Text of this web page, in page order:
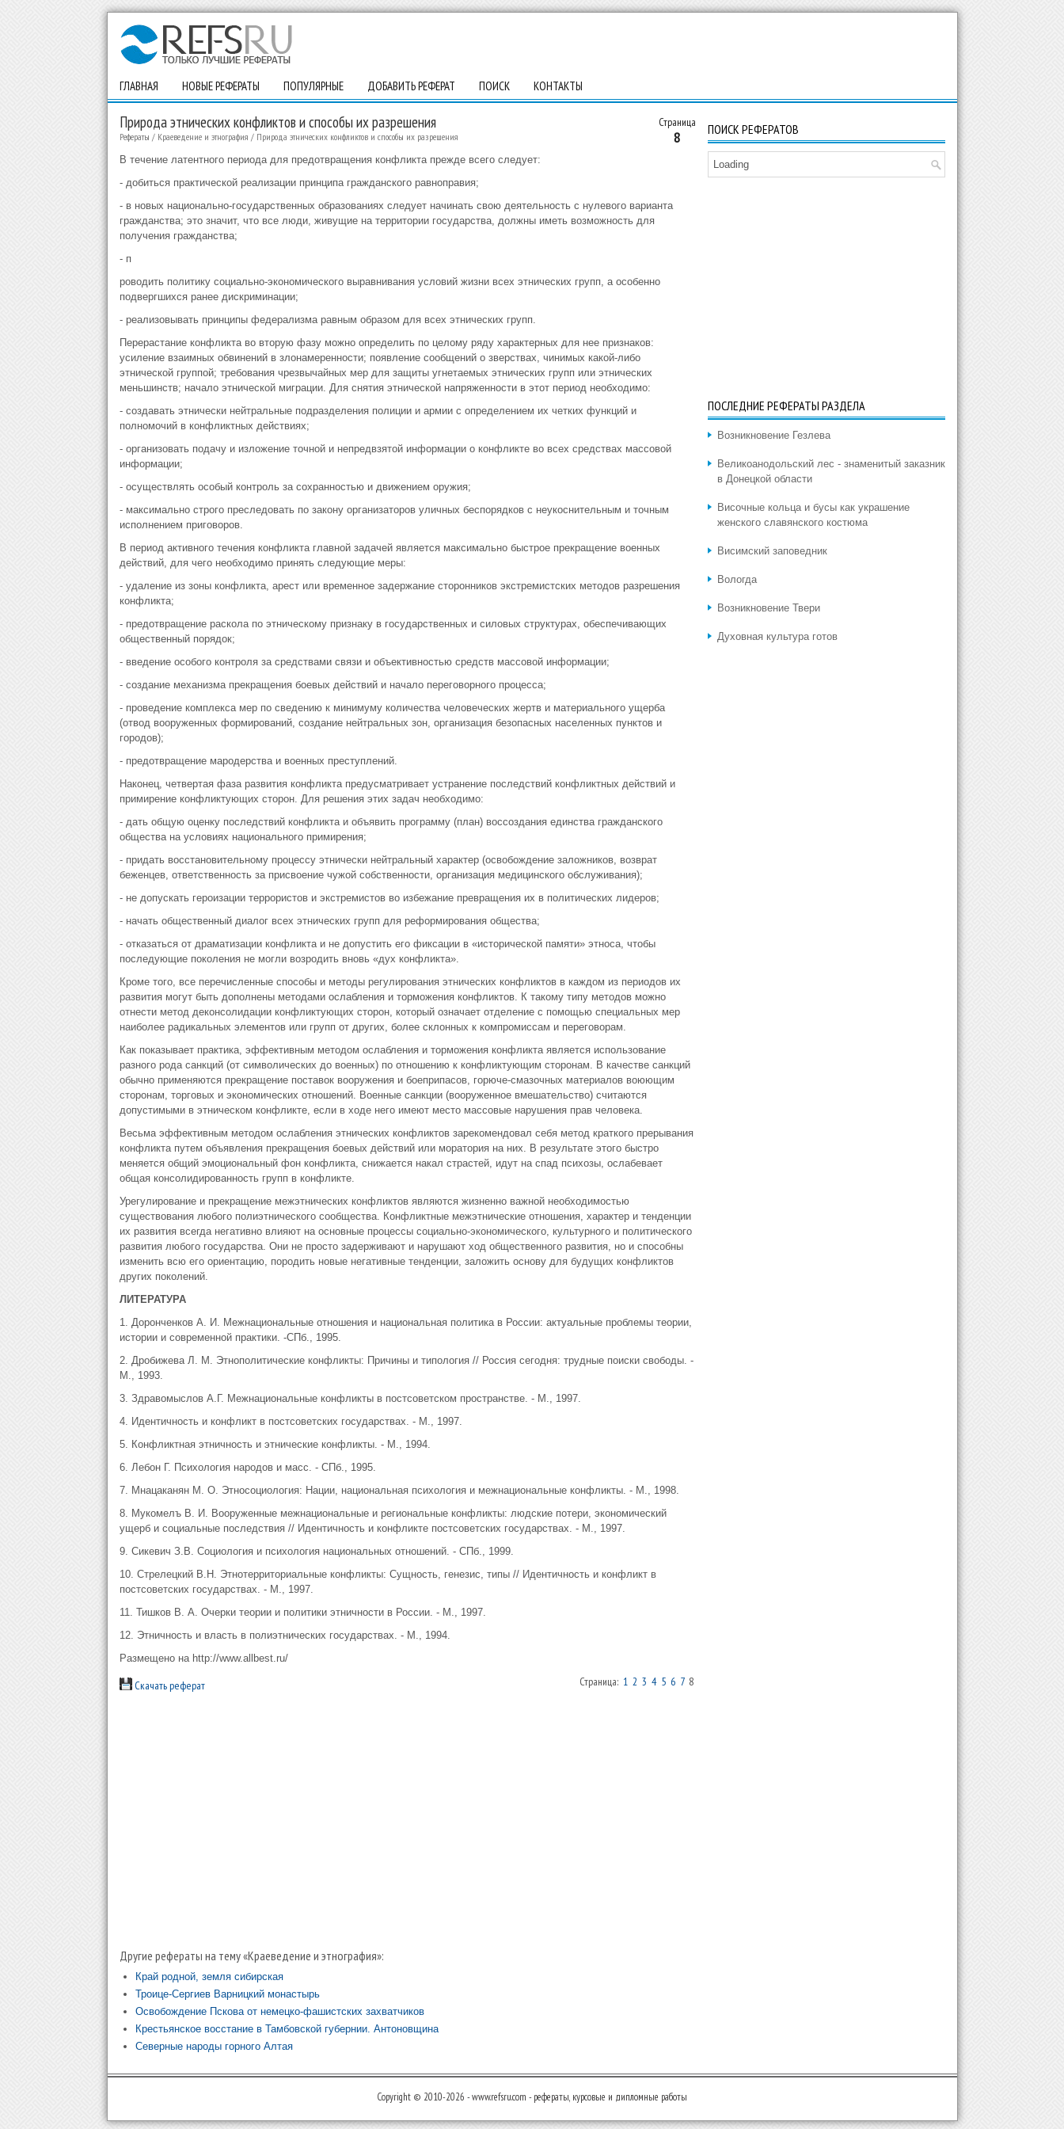
ГЛАВНАЯ НОВЫЕ РЕФЕРАТЫ ПОПУЛЯРНЫЕ ДОБАВИТЬ РЕФЕРАТ ПОИСК КОНТАКТЫ
Страница
8
Природа этнических конфликтов и способы их разрешения
Рефераты / Краеведение и этнография / Природа этнических конфликтов и способы их разрешения
В течение латентного периода для предотвращения конфликта прежде всего следует:
- добиться практической реализации принципа гражданского равноправия;
- в новых национально-государственных образованиях следует начинать свою деятельность с нулевого варианта
гражданства; это значит, что все люди, живущие на территории государства, должны иметь возможность для
получения гражданства;
- п
роводить политику социально-экономического выравнивания условий жизни всех этнических групп, а особенно
подвергшихся ранее дискриминации;
- реализовывать принципы федерализма равным образом для всех этнических групп.
Перерастание конфликта во вторую фазу можно определить по целому ряду характерных для нее признаков:
усиление взаимных обвинений в злонамеренности; появление сообщений о зверствах, чинимых какой-либо
этнической группой; требования чрезвычайных мер для защиты угнетаемых этнических групп или этнических
меньшинств; начало этнической миграции. Для снятия этнической напряженности в этот период необходимо:
- создавать этнически нейтральные подразделения полиции и армии с определением их четких функций и
полномочий в конфликтных действиях;
- организовать подачу и изложение точной и непредвзятой информации о конфликте во всех средствах массовой
информации;
- осуществлять особый контроль за сохранностью и движением оружия;
- максимально строго преследовать по закону организаторов уличных беспорядков с неукоснительным и точным
исполнением приговоров.
В период активного течения конфликта главной задачей является максимально быстрое прекращение военных
действий, для чего необходимо принять следующие меры:
- удаление из зоны конфликта, арест или временное задержание сторонников экстремистских методов разрешения
конфликта;
- предотвращение раскола по этническому признаку в государственных и силовых структурах, обеспечивающих
общественный порядок;
- введение особого контроля за средствами связи и объективностью средств массовой информации;
- создание механизма прекращения боевых действий и начало переговорного процесса;
- проведение комплекса мер по сведению к минимуму количества человеческих жертв и материального ущерба
(отвод вооруженных формирований, создание нейтральных зон, организация безопасных населенных пунктов и
городов);
- предотвращение мародерства и военных преступлений.
Наконец, четвертая фаза развития конфликта предусматривает устранение последствий конфликтных действий и
примирение конфликтующих сторон. Для решения этих задач необходимо:
- дать общую оценку последствий конфликта и объявить программу (план) воссоздания единства гражданского
общества на условиях национального примирения;
- придать восстановительному процессу этнически нейтральный характер (освобождение заложников, возврат
беженцев, ответственность за присвоение чужой собственности, организация медицинского обслуживания);
- не допускать героизации террористов и экстремистов во избежание превращения их в политических лидеров;
- начать общественный диалог всех этнических групп для реформирования общества;
- отказаться от драматизации конфликта и не допустить его фиксации в «исторической памяти» этноса, чтобы
последующие поколения не могли возродить вновь «дух конфликта».
Кроме того, все перечисленные способы и методы регулирования этнических конфликтов в каждом из периодов их
развития могут быть дополнены методами ослабления и торможения конфликтов. К такому типу методов можно
отнести метод деконсолидации конфликтующих сторон, который означает отделение с помощью специальных мер
наиболее радикальных элементов или групп от других, более склонных к компромиссам и переговорам.
Как показывает практика, эффективным методом ослабления и торможения конфликта является использование
разного рода санкций (от символических до военных) по отношению к конфликтующим сторонам. В качестве санкций
обычно применяются прекращение поставок вооружения и боеприпасов, горюче-смазочных материалов воюющим
сторонам, торговых и экономических отношений. Военные санкции (вооруженное вмешательство) считаются
допустимыми в этническом конфликте, если в ходе него имеют место массовые нарушения прав человека.
Весьма эффективным методом ослабления этнических конфликтов зарекомендовал себя метод краткого прерывания
конфликта путем объявления прекращения боевых действий или моратория на них. В результате этого быстро
меняется общий эмоциональный фон конфликта, снижается накал страстей, идут на спад психозы, ослабевает
общая консолидированность групп в конфликте.
Урегулирование и прекращение межэтнических конфликтов являются жизненно важной необходимостью
существования любого полиэтнического сообщества. Конфликтные межэтнические отношения, характер и тенденции
их развития всегда негативно влияют на основные процессы социально-экономического, культурного и политического
развития любого государства. Они не просто задерживают и нарушают ход общественного развития, но и способны
изменить всю его ориентацию, породить новые негативные тенденции, заложить основу для будущих конфликтов
других поколений.
ЛИТЕРАТУРА
1. Доронченков А. И. Межнациональные отношения и национальная политика в России: актуальные проблемы теории,
истории и современной практики. -СПб., 1995.
2. Дробижева Л. М. Этнополитические конфликты: Причины и типология // Россия сегодня: трудные поиски свободы. -
М., 1993.
3. Здравомыслов А.Г. Межнациональные конфликты в постсоветском пространстве. - М., 1997.
4. Идентичность и конфликт в постсоветских государствах. - М., 1997.
5. Конфликтная этничность и этнические конфликты. - М., 1994.
6. Лебон Г. Психология народов и масс. - СПб., 1995.
7. Мнацаканян М. О. Этносоциология: Нации, национальная психология и межнациональные конфликты. - М., 1998.
8. Мукомелъ В. И. Вооруженные межнациональные и региональные конфликты: людские потери, экономический
ущерб и социальные последствия // Идентичность и конфликте постсоветских государствах. - М., 1997.
9. Сикевич З.В. Социология и психология национальных отношений. - СПб., 1999.
10. Стрелецкий В.Н. Этнотерриториальные конфликты: Сущность, генезис, типы // Идентичность и конфликт в
постсоветских государствах. - М., 1997.
11. Тишков В. А. Очерки теории и политики этничности в России. - М., 1997.
12. Этничность и власть в полиэтнических государствах. - М., 1994.
Размещено на http://www.allbest.ru/
Скачать реферат Страница: 1 2 3 4 5 6 78
Другие рефераты на тему «Краеведение и этнография»:
Край родной, земля сибирская
Троице-Сергиев Варницкий монастырь
Освобождение Пскова от немецко-фашистских захватчиков
Крестьянское восстание в Тамбовской губернии. Антоновщина
Северные народы горного Алтая
ПОИСК РЕФЕРАТОВ
Loading
ПОСЛЕДНИЕ РЕФЕРАТЫ РАЗДЕЛА
Возникновение Гезлева
Великоанодольский лес - знаменитый заказник
в Донецкой области
Височные кольца и бусы как украшение
женского славянского костюма
Висимский заповедник
Вологда
Возникновение Твери
Духовная культура готов
Copyright © 2010-2026 - www.refsru.com - рефераты, курсовые и дипломные работы